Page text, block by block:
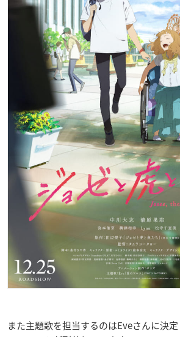
また主題歌を担当するのはEveさんに決